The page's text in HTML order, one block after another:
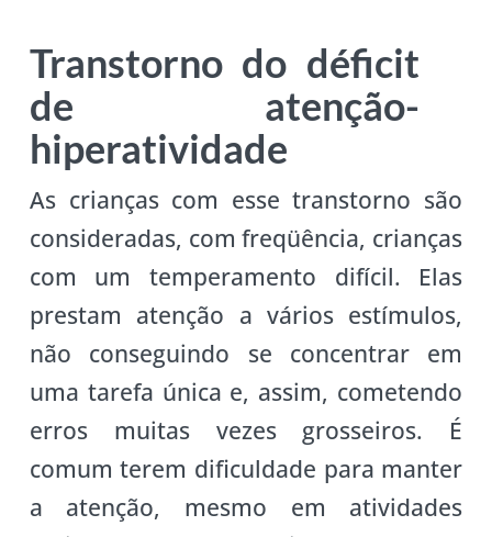
Transtorno do déficit
de atenção-
hiperatividade
As crianças com esse transtorno são
consideradas, com freqüência, crianças
com um temperamento difícil. Elas
prestam atenção a vários estímulos,
não conseguindo se concentrar em
uma tarefa única e, assim, cometendo
erros muitas vezes grosseiros. É
comum terem dificuldade para manter
a atenção, mesmo em atividades